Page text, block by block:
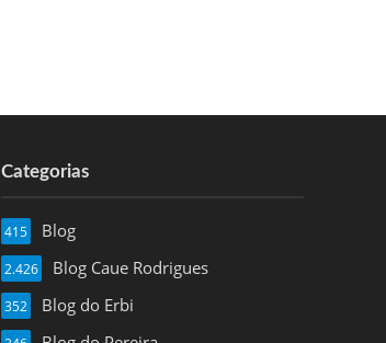
Categorias
Blog
415
Blog Caue Rodrigues
2.426
Blog do Erbi
352